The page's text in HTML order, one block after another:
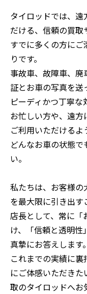
タイロッドでは、
だける、信頼の買取
すでに多くの方に
りです。
事故車、故障車、
証とお車の写真を送
ピーディかつ丁寧な
お忙しい方や、遠方
ご利用いただけるよ
どんなお車の状態
い。
私たちは、お客様
を最大限に引き出す
店長として、常に「
け、「信頼と透明
真摯にお答えします。
これまでの実績に
にご体感いただきた
取のタイロッドへお